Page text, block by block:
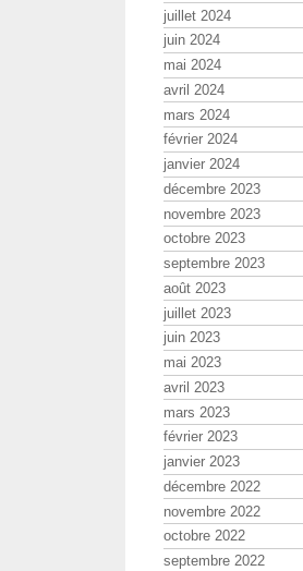
juillet 2024
juin 2024
mai 2024
avril 2024
mars 2024
février 2024
janvier 2024
décembre 2023
novembre 2023
octobre 2023
septembre 2023
août 2023
juillet 2023
juin 2023
mai 2023
avril 2023
mars 2023
février 2023
janvier 2023
décembre 2022
novembre 2022
octobre 2022
septembre 2022